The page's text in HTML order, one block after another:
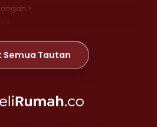
>
>
>
Pusat >
Semua Tautan